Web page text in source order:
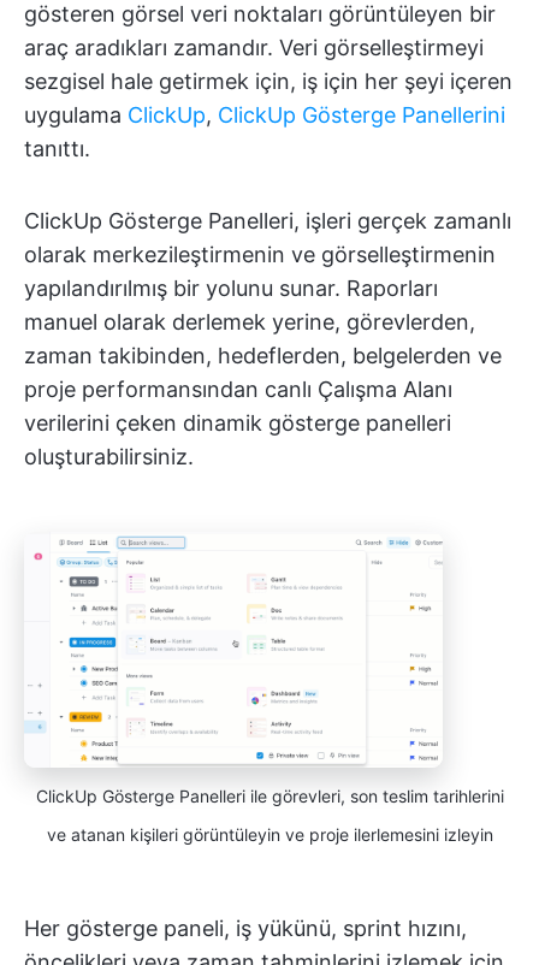
gösteren görsel veri noktaları görüntüleyen bir
araç aradıkları zamandır. Veri görselleştirmeyi
sezgisel hale getirmek için, iş için her şeyi içeren
uygulama ClickUp, ClickUp Gösterge Panellerini
tanıttı.
ClickUp Gösterge Panelleri, işleri gerçek zamanlı
olarak merkezileştirmenin ve görselleştirmenin
yapılandırılmış bir yolunu sunar. Raporları
manuel olarak derlemek yerine, görevlerden,
zaman takibinden, hedeflerden, belgelerden ve
proje performansından canlı Çalışma Alanı
verilerini çeken dinamik gösterge panelleri
oluşturabilirsiniz.
ClickUp Gösterge Panelleri ile görevleri, son teslim tarihlerini
ve atanan kişileri görüntüleyin ve proje ilerlemesini izleyin
Her gösterge paneli, iş yükünü, sprint hızını,